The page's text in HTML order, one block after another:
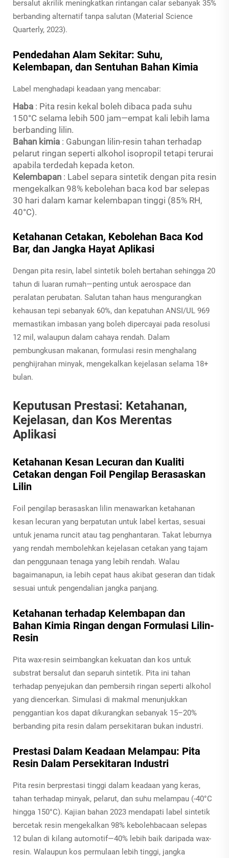
bersalut akrilik meningkatkan rintangan calar sebanyak 35%
berbanding alternatif tanpa salutan (Material Science
Quarterly, 2023).
Pendedahan Alam Sekitar: Suhu,
Kelembapan, dan Sentuhan Bahan Kimia
Label menghadapi keadaan yang mencabar:
Haba : Pita resin kekal boleh dibaca pada suhu
150°C selama lebih 500 jam—empat kali lebih lama
berbanding lilin.
Bahan kimia : Gabungan lilin-resin tahan terhadap
pelarut ringan seperti alkohol isopropil tetapi terurai
apabila terdedah kepada keton.
Kelembapan : Label separa sintetik dengan pita resin
mengekalkan 98% kebolehan baca kod bar selepas
30 hari dalam kamar kelembapan tinggi (85% RH,
40°C).
Ketahanan Cetakan, Kebolehan Baca Kod
Bar, dan Jangka Hayat Aplikasi
Dengan pita resin, label sintetik boleh bertahan sehingga 20
tahun di luaran rumah—penting untuk aerospace dan
peralatan perubatan. Salutan tahan haus mengurangkan
kehausan tepi sebanyak 60%, dan kepatuhan ANSI/UL 969
memastikan imbasan yang boleh dipercayai pada resolusi
12 mil, walaupun dalam cahaya rendah. Dalam
pembungkusan makanan, formulasi resin menghalang
penghijrahan minyak, mengekalkan kejelasan selama 18+
bulan.
Keputusan Prestasi: Ketahanan,
Kejelasan, dan Kos Merentas
Aplikasi
Ketahanan Kesan Lecuran dan Kualiti
Cetakan dengan Foil Pengilap Berasaskan
Lilin
Foil pengilap berasaskan lilin menawarkan ketahanan
kesan lecuran yang berpatutan untuk label kertas, sesuai
untuk jenama runcit atau tag penghantaran. Takat leburnya
yang rendah membolehkan kejelasan cetakan yang tajam
dan penggunaan tenaga yang lebih rendah. Walau
bagaimanapun, ia lebih cepat haus akibat geseran dan tidak
sesuai untuk pengendalian jangka panjang.
Ketahanan terhadap Kelembapan dan
Bahan Kimia Ringan dengan Formulasi Lilin-
Resin
Pita wax-resin seimbangkan kekuatan dan kos untuk
substrat bersalut dan separuh sintetik. Pita ini tahan
terhadap penyejukan dan pembersih ringan seperti alkohol
yang diencerkan. Simulasi di makmal menunjukkan
penggantian kos dapat dikurangkan sebanyak 15–20%
berbanding pita resin dalam persekitaran bukan industri.
Prestasi Dalam Keadaan Melampau: Pita
Resin Dalam Persekitaran Industri
Pita resin berprestasi tinggi dalam keadaan yang keras,
tahan terhadap minyak, pelarut, dan suhu melampau (-40°C
hingga 150°C). Kajian bahan 2023 mendapati label sintetik
bercetak resin mengekalkan 98% kebolehbacaan selepas
12 bulan di kilang automotif—40% lebih baik daripada wax-
resin. Walaupun kos permulaan lebih tinggi, jangka